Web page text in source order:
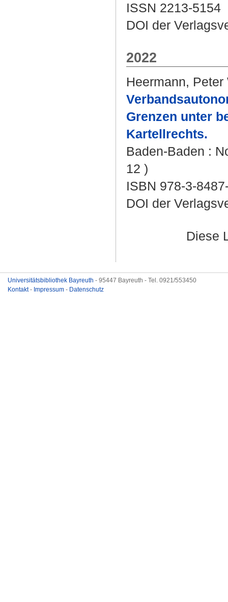
ISSN 2213-5154
DOI der
2022
Heermann, Peter
Grenzen unter
Kartellrechts.
Baden-Baden :
12 )
ISBN 978-3-
DOI der
Diese
Universitätsbibliothek Bayreuth - 95447 Bayreuth - Tel. 0921/553450
Kontakt- Impressum - Datenschutz